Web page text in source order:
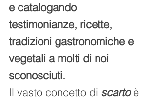
e catalogando
testimonianze, ricette,
tradizioni gastronomiche e
vegetali a molti di noi
sconosciuti.
Il vasto concetto di scarto è